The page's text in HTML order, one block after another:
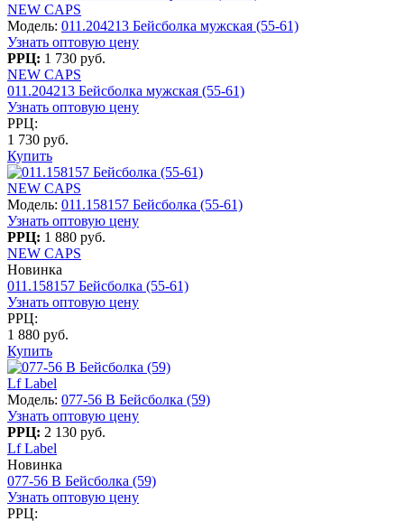
NEW CAPS
Модель: 011.204213 Бейсболка мужская (55-61)
Узнать оптовую цену
РРЦ: 1 730 руб.
NEW CAPS
011.204213 Бейсболка мужская (55-61)
Узнать оптовую цену
РРЦ:
1 730 руб.
Купить
NEW CAPS
Модель: 011.158157 Бейсболка (55-61)
Узнать оптовую цену
РРЦ: 1 880 руб.
NEW CAPS
Новинка
011.158157 Бейсболка (55-61)
Узнать оптовую цену
РРЦ:
1 880 руб.
Купить
Lf Label
Модель: 077-56 В Бейсболка (59)
Узнать оптовую цену
РРЦ: 2 130 руб.
Lf Label
Новинка
077-56 В Бейсболка (59)
Узнать оптовую цену
РРЦ: